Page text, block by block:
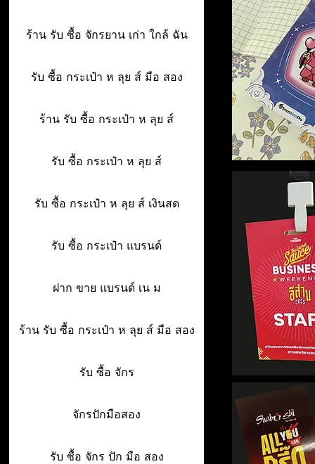
ร้าน รับ ซื้อ จักรยาน เก่า ใกล้ ฉัน
รับ ซื้อ กระเป๋า ห ลุย ส์ มือ สอง
ร้าน รับ ซื้อ กระเป๋า ห ลุย ส์
รับ ซื้อ กระเป๋า ห ลุย ส์
รับ ซื้อ กระเป๋า ห ลุย ส์ เงินสด
รับ ซื้อ กระเป๋า แบรนด์
ฝาก ขาย แบรนด์ เน ม
ร้าน รับ ซื้อ กระเป๋า ห ลุย ส์ มือ สอง
รับ ซื้อ จักร
จักรปักมือสอง
รับ ซื้อ จักร ปัก มือ สอง